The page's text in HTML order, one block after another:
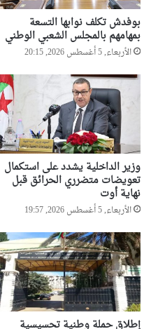
بوفدش تكلف نوابها التسعة
بمهامهم بالمجلس الشعبي الوطني
الأربعاء, 5 أغسطس 2026, 20:15
وزير الداخلية يشدد على استكمال
تعويضات متضرري الحرائق قبل
نهاية أوت
الأربعاء, 5 أغسطس 2026, 19:57